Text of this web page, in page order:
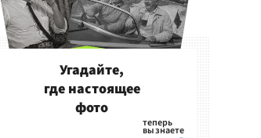
Угадайте,
где настоящее
фото